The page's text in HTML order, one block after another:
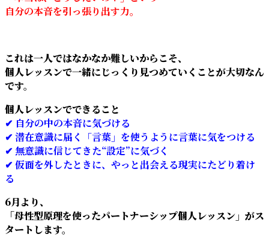
自分の本音を引っ張り出す力。
これは一人ではなかなか難しいからこそ、
個人レッスンで一緒にじっくり見つめていくことが大切なん
です。
個人レッスンでできること
✔ 自分の中の本音に気づける
✔ 潜在意識に届く「言葉」を使うように言葉に気をつける
✔ 無意識に信じてきた“設定”に気づく
✔ 仮面を外したときに、やっと出会える現実にたどり着け
る
6月より、
「母性型原理を使ったパートナーシップ個人レッスン」がス
タートします。